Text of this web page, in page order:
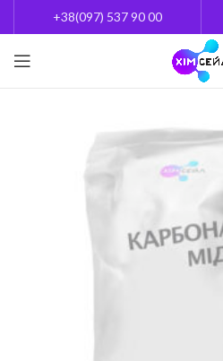
+38(097) 537 90 00